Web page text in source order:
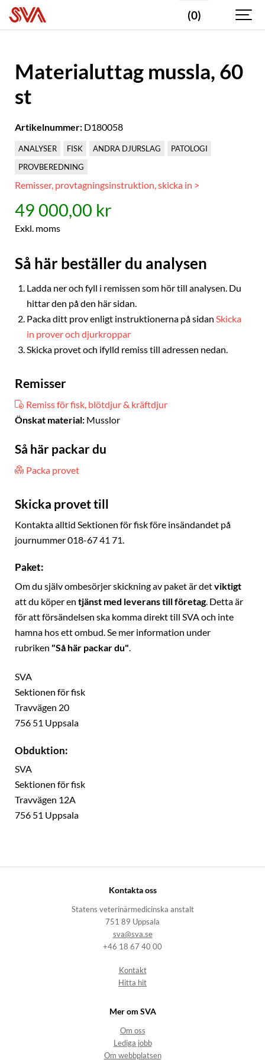
(0)
Materialuttag mussla, 60
st
Artikelnummer: D180058
ANALYSER FISK ANDRA DJURSLAG
PATOLOGI
PROVBEREDNING
Remisser, provtagningsinstruktion, skicka in >
49 000,00 kr
Exkl. moms
Så här beställer du analysen
Ladda ner och fyll i remissen som hör till analysen. Du
hittar den på den här sidan.
Packa ditt prov enligt instruktionerna på sidan Skicka
in prover och djurkroppar
Skicka provet och ifylld remiss till adressen nedan.
Remisser
Remiss för fisk, blötdjur & kräftdjur
Önskat material: Musslor
Så här packar du
Packa provet
Skicka provet till
Kontakta alltid Sektionen för fisk före insändandet på
journummer 018-67 41 71.
Paket:
Om du själv ombesörjer skickning av paket är detviktigt
att du köper en tjänst med leverans till företag. Detta är
för att försändelsen ska komma direkt till SVA och inte
hamna hos ett ombud. Se mer information under
rubriken "Så här packar du".
SVA
Sektionen för fisk
Travvägen 20
756 51 Uppsala
Obduktion:
SVA
Sektionen för fisk
Travvägen 12A
756 51 Uppsala
Kontakta oss
Statens veterinärmedicinska anstalt
751 89 Uppsala
sva@sva.se
+46 18 67 40 00
Kontakt
Hitta hit
Mer om SVA
Om oss
Lediga jobb
Om webbplatsen